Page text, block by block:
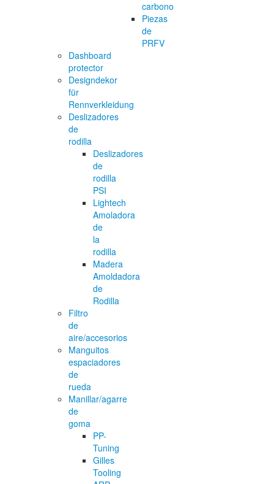
carbono
Piezas
de
PRFV
Dashboard
protector
Designdekor
für
Rennverkleidung
Deslizadores
de
rodilla
Deslizadores
de
rodilla
PSI
Lightech
Amoladora
de
la
rodilla
Madera
Amoldadora
de
Rodilla
Filtro
de
aire/accesorios
Manguitos
espaciadores
de
rueda
Manillar/agarre
de
goma
PP-
Tuning
Gilles
Tooling